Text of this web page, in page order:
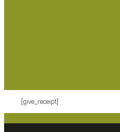
[give_receipt]